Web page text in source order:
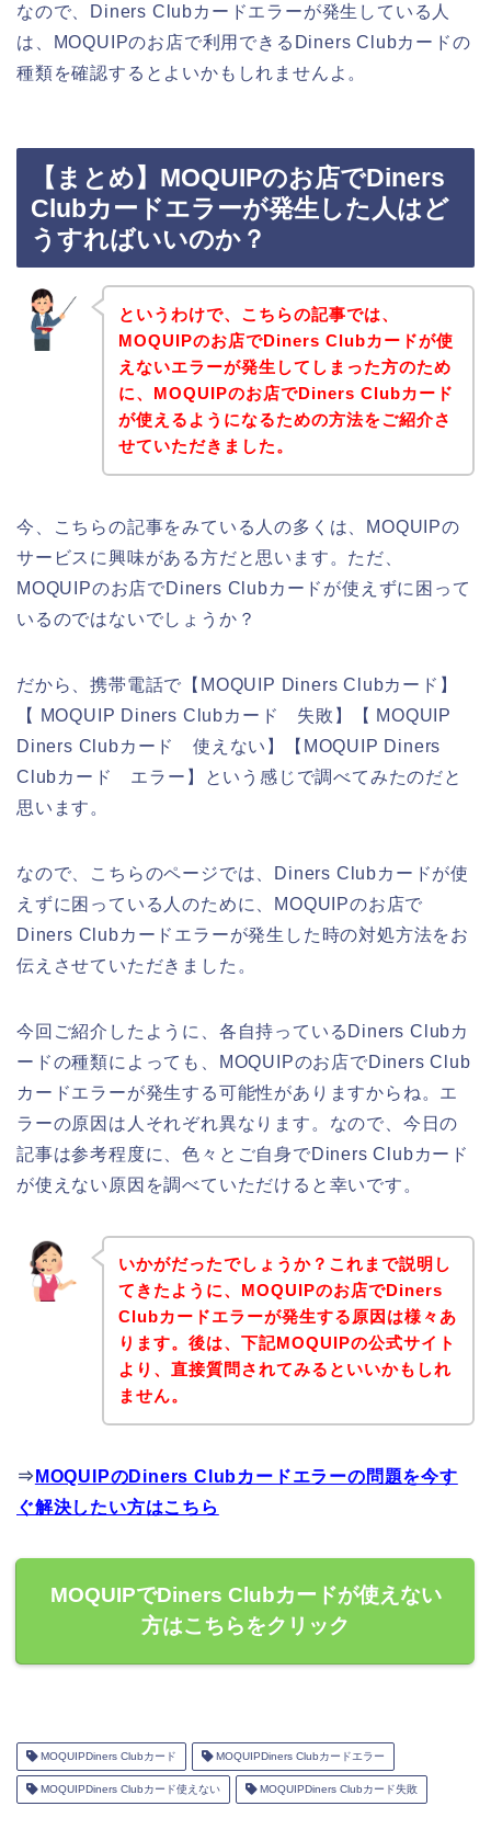
なので、Diners Clubカードエラーが発生している人
は、MOQUIPのお店で利用できるDiners Clubカードの
種類を確認するとよいかもしれませんよ。
【まとめ】MOQUIPのお店でDiners
Clubカードエラーが発生した人はど
うすればいいのか？
というわけで、こちらの記事では、
MOQUIPのお店でDiners Clubカードが使
えないエラーが発生してしまった方のため
に、MOQUIPのお店でDiners Clubカード
が使えるようになるための方法をご紹介さ
せていただきました。
今、こちらの記事をみている人の多くは、MOQUIPの
サービスに興味がある方だと思います。ただ、
MOQUIPのお店でDiners Clubカードが使えずに困って
いるのではないでしょうか？
だから、携帯電話で【MOQUIP Diners Clubカード】
【 MOQUIP Diners Clubカード 失敗】【 MOQUIP
Diners Clubカード 使えない】【MOQUIP Diners
Clubカード エラー】という感じで調べてみたのだと
思います。
なので、こちらのページでは、Diners Clubカードが使
えずに困っている人のために、MOQUIPのお店で
Diners Clubカードエラーが発生した時の対処方法をお
伝えさせていただきました。
今回ご紹介したように、各自持っているDiners Clubカ
ードの種類によっても、MOQUIPのお店でDiners Club
カードエラーが発生する可能性がありますからね。エ
ラーの原因は人それぞれ異なります。なので、今日の
記事は参考程度に、色々とご自身でDiners Clubカード
が使えない原因を調べていただけると幸いです。
いかがだったでしょうか？これまで説明し
てきたように、MOQUIPのお店でDiners
Clubカードエラーが発生する原因は様々あ
ります。後は、下記MOQUIPの公式サイト
より、直接質問されてみるといいかもしれ
ません。
⇒ MOQUIPのDiners Clubカードエラーの問題を今す
ぐ解決したい方はこちら
MOQUIPでDiners Clubカードが使えない
方はこちらをクリック
MOQUIPDiners Clubカード MOQUIPDiners Clubカードエラー
MOQUIPDiners Clubカード使えない MOQUIPDiners Clubカード失敗